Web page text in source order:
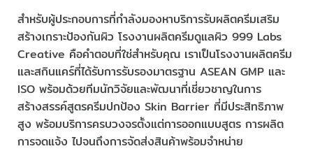
สำหรับผู้ประกอบการที่กำลังมองหาบริการรับผลิตครีมเสริม
สร้างเกราะป้องกันผิว โรงงานผลิตครีมดูแลผิว 999 Labs
Creative คือคำตอบที่ใช่สำหรับคุณ เราเป็นโรงงานผลิตครีม
และสกินแคร์ที่ได้รับการรับรองมาตรฐาน ASEAN GMP และ
ISO พร้อมด้วยทีมนักวิจัยและพัฒนาที่เชี่ยวชาญในการ
สร้างสรรค์สูตรครีมปกป้อง Skin Barrier ที่มีประสิทธิภาพ
สูง พร้อมบริการครบวงจรตั้งแต่การออกแบบสูตร การผลิต
การจดแจ้ง ไปจนถึงการจัดส่งสินค้าพร้อมจำหน่าย